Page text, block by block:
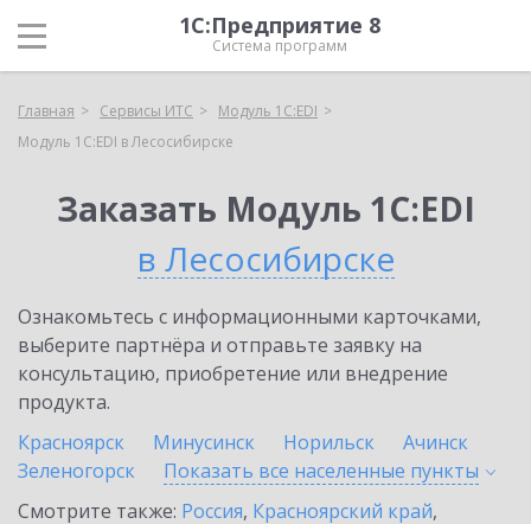
1С:Предприятие 8
Система программ
Главная Сервисы ИТС
Модуль 1C:EDI
Модуль 1C:EDI в Лесосибирске
Заказать Модуль 1C:EDI
в Лесосибирске
Ознакомьтесь с информационными карточками,
выберите партнёра и отправьте заявку на
консультацию, приобретение или внедрение
продукта.
Красноярск
Минусинск Норильск
Ачинск
Зеленогорск
Показать все населенные пункты
Смотрите также: Россия, Красноярский край,